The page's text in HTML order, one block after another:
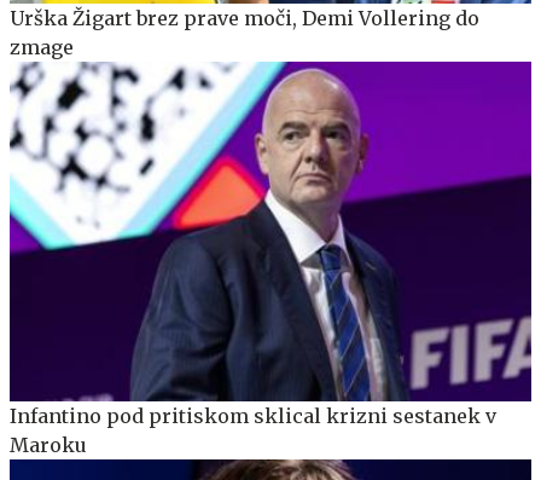
Urška Žigart brez prave moči, Demi Vollering do
zmage
Infantino pod pritiskom sklical krizni sestanek v
Maroku